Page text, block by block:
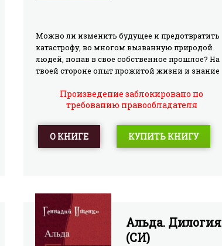
Можно ли изменить будущее и предотвратить
катастрофу, во многом вызванную природой
людей, попав в свое собственное прошлое? На
твоей стороне опыт прожитой жизни и знание
вмешательства и память о всех достижениях
человечества. Против будет множество самых
заманчиво на все махнуть рукой и
использовать свои знания для себя…
Произведение заблокировано по
требованию правообладателя
О КНИГЕ КУПИТЬ КНИГУ
Альда. Дилогия
(СИ)